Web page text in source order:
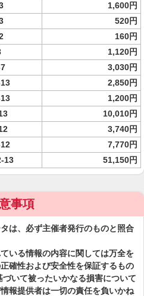
1,600円
520円
160円
1,120円
3,030円
2,850円
1,200円
10,010円
3,740円
7,770円
13 51,150円
事項
は、必ず主催者発行のものと照合
いる情報の内容に関しては万全を
確性および安全性を保証するもの
いて被ったいかなる損害について
報提供者は一切の責任を負いかね